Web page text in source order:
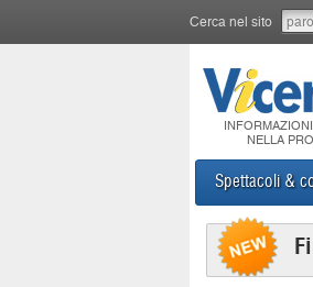
Cerca nel sito
NELLA
Spettacoli &